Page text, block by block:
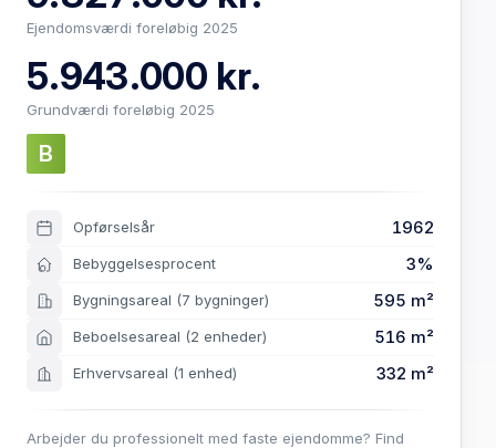
Ejendomsværdi foreløbig 2025
5.943.000 kr.
Grundværdi foreløbig 2025
B
Opførselsår 1962
Bebyggelsesprocent 3%
Bygningsareal (7 bygninger) 595 m²
Beboelsesareal (2 enheder) 516 m²
Erhvervsareal (1 enhed) 332 m²
Arbejder du professionelt med faste ejendomme? Find